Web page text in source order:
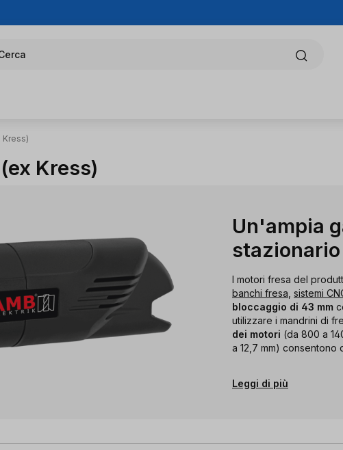
Kress)
Kress)
Un'ampia
stazionario
I motori fresa del
banchi fresa sistemi
bloccaggio di 43 mm
utilizzare i mandrini di
dei motori (da 800 a
a 12,7 mm)
Leggi di più